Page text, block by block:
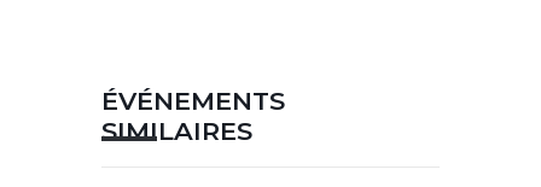
ÉVÉNEMENTS
SIMILAIRES